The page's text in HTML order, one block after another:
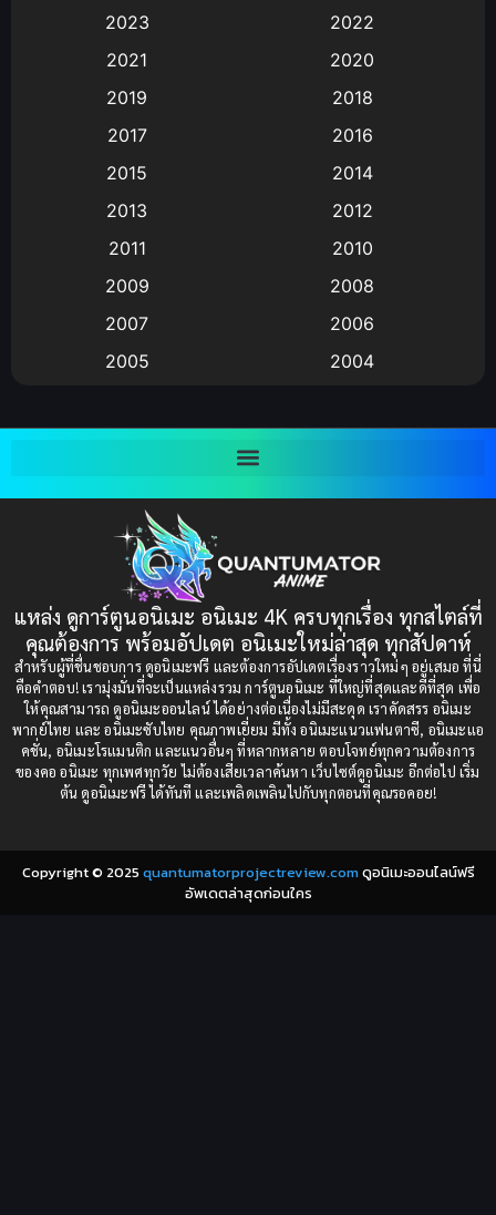
Animation การ์ตูน
Animation อนิเมะ
Animation แอนิเมชัน
(9)
Big tits (นมใหญ่)
Bitch (ผู้หญิงร่าน)
Bondage (ทาส)(1)
(1)
Censored (เซ็นเซอร์)(19)
Comedy (ตลก)(235)
Comedy (ตลก)(85)
Comic Book การ์ตูน(1)
Coming-of-Age ก้าวผ่านวัย(6)
2023
2022
2021
2020
2019
2018
2017
2016
2015
2014
2013
2012
2011
2010
2009
2008
2007
2006
2005
2004
2001
2000
1997
1993
1991
1989
1988
1987
1985
1984
1983
1982
1981
1980
1979
แหล่ง ดูการ์ตูนอนิเมะ อนิเมะ 4K ครบทุกเรื่อง ทุกสไตล์ที่
คุณต้องการ พร้อมอัปเดต อนิเมะใหม่ล่าสุด ทุกสัปดาห์
สำหรับผู้ที่ชื่นชอบการ ดูอนิเมะฟรี และต้องการอัปเดตเรื่องราวใหม่ๆ อยู่เสมอ ที่นี่
คือคำตอบ! เรามุ่งมั่นที่จะเป็นแหล่งรวม การ์ตูนอนิเมะ ที่ใหญ่ที่สุดและดีที่สุด เพื่อ
ให้คุณสามารถ ดูอนิเมะออนไลน์ ได้อย่างต่อเนื่องไม่มีสะดุด เราคัดสรร อนิเมะ
พากย์ไทย และ อนิเมะซับไทย คุณภาพเยี่ยม มีทั้ง อนิเมะแนวแฟนตาซี, อนิเมะแอ
คชั่น, อนิเมะโรแมนติก และแนวอื่นๆ ที่หลากหลาย ตอบโจทย์ทุกความต้องการ
ของคอ อนิเมะ ทุกเพศทุกวัย ไม่ต้องเสียเวลาค้นหา เว็บไซต์ดูอนิเมะ อีกต่อไป เริ่ม
ต้น ดูอนิเมะฟรี ได้ทันที และเพลิดเพลินไปกับทุกตอนที่คุณรอคอย!
Copyright © 2025 quantumatorprojectreview.comดูอนิเมะออนไลน์ฟรี
อัพเดตล่าสุดก่อนใคร